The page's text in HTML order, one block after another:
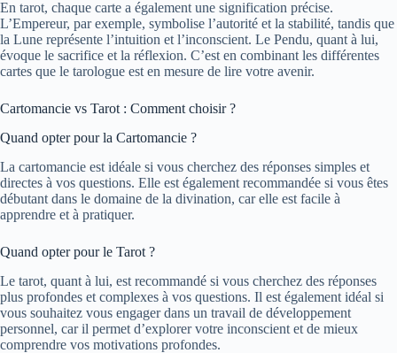
En tarot, chaque carte a également une signification précise.
L’Empereur, par exemple, symbolise l’autorité et la stabilité, tandis que
la Lune représente l’intuition et l’inconscient. Le Pendu, quant à lui,
évoque le sacrifice et la réflexion. C’est en combinant les différentes
cartes que le tarologue est en mesure de lire votre avenir.
Cartomancie vs Tarot : Comment choisir ?
Quand opter pour la Cartomancie ?
La cartomancie est idéale si vous cherchez des réponses simples et
directes à vos questions. Elle est également recommandée si vous êtes
débutant dans le domaine de la divination, car elle est facile à
apprendre et à pratiquer.
Quand opter pour le Tarot ?
Le tarot, quant à lui, est recommandé si vous cherchez des réponses
plus profondes et complexes à vos questions. Il est également idéal si
vous souhaitez vous engager dans un travail de développement
personnel, car il permet d’explorer votre inconscient et de mieux
comprendre vos motivations profondes.